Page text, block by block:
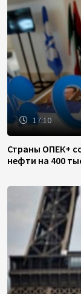
17:10
Страны ОПЕК+
нефти на 400